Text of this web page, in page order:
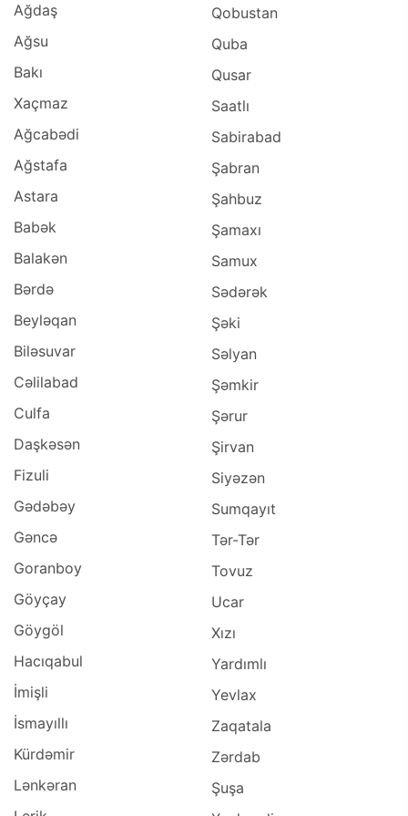
Ağdaş
Ağsu
Bakı
Xaçmaz
Ağcabədi
Ağstafa
Astara
Babək
Balakən
Bərdə
Beyləqan
Biləsuvar
Cəlilabad
Culfa
Daşkəsən
Fizuli
Gədəbəy
Gəncə
Goranboy
Göyçay
Göygöl
Hacıqabul
İmişli
İsmayıllı
Kürdəmir
Lənkəran
Qobustan
Quba
Qusar
Saatlı
Sabirabad
Şabran
Şahbuz
Şamaxı
Samux
Sədərək
Şəki
Səlyan
Şəmkir
Şərur
Şirvan
Siyəzən
Sumqayıt
Tər-Tər
Tovuz
Ucar
Xızı
Yardımlı
Yevlax
Zaqatala
Zərdab
Şuşa